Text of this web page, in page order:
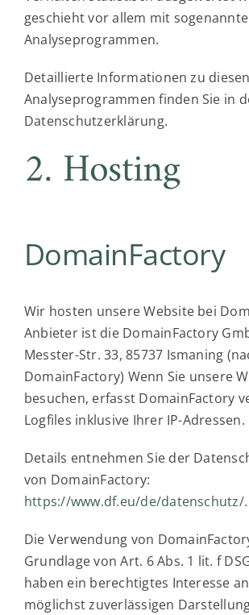
geschieht vor allem mit
Analyseprogrammen.
Detaillierte Informationen zu diesen
Analyseprogrammen finden Sie in
Datenschutzerklärung.
2. Hosting
DomainFactory
Wir hosten unsere Website bei
Anbieter ist die DomainFactory
Messter-Str. 33, 85737 Ismaning
DomainFactory) Wenn Sie unsere
besuchen, erfasst DomainFactory
Logfiles inklusive Ihrer IP-Adressen.
Details entnehmen Sie der
von DomainFactory:
https://www.df.eu/de/datenschutz/.
Die Verwendung von
Grundlage von Art. 6 Abs. 1 lit. f
haben ein berechtigtes Interesse
möglichst zuverlässigen